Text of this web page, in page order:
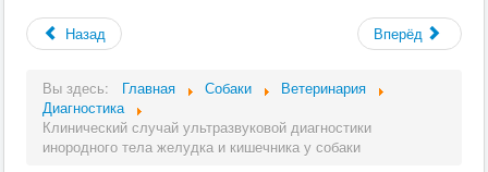
Назад Вперёд
Вы здесь: Главная Собаки
Ветеринария
Диагностика
Клинический случай ультразвуковой диагностики
инородного тела желудка и кишечника у собаки